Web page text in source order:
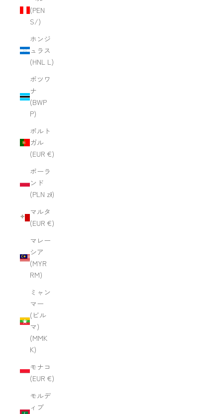
(PEN
S/)
ホンジ
ュラス
(HNL L)
ボツワ
ナ
(BWP
P)
ポルト
ガル
(EUR €)
ポーラ
ンド
(PLN zł)
マルタ
(EUR €)
マレー
シア
(MYR
RM)
ミャン
マー
(ビル
マ)
(MMK
K)
モナコ
(EUR €)
モルデ
ィブ